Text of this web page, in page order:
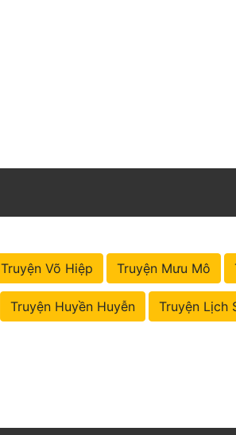
Truyện Võ Hiệp Truyện Mưu Mô
Truyện Huyền Huyễn Truyện Lịch